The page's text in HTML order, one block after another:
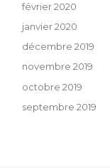
février 2020
janvier 2020
décembre 2019
novembre 2019
octobre 2019
septembre 2019